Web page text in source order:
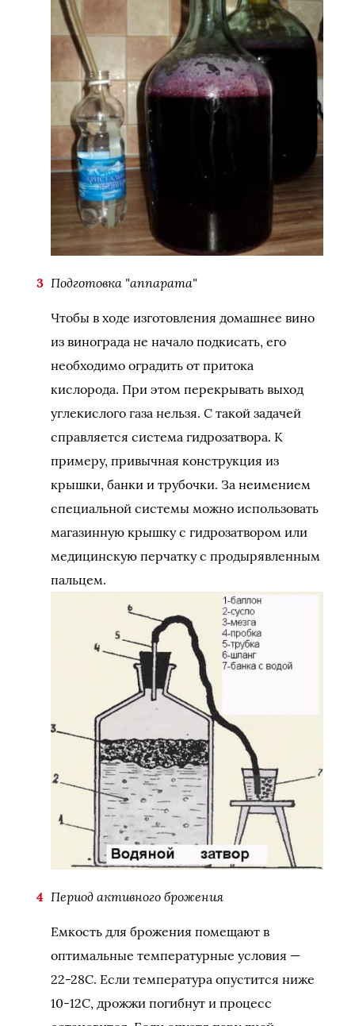
Подготовка "аппарата"
Чтобы в ходе изготовления домашнее вино
из винограда не начало подкисать, его
необходимо оградить от притока
кислорода. При этом перекрывать выход
углекислого газа нельзя. С такой задачей
справляется система гидрозатвора. К
примеру, привычная конструкция из
крышки, банки и трубочки. За неимением
специальной системы можно использовать
магазинную крышку с гидрозатвором или
медицинскую перчатку с продырявленным
пальцем.
Период активного брожения
Емкость для брожения помещают в
оптимальные температурные условия —
22-28С. Если температура опустится ниже
10-12С, дрожжи погибнут и процесс